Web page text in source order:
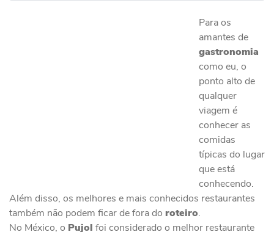
Para os
amantes de
gastronomia
como eu, o
ponto alto de
qualquer
viagem é
conhecer as
comidas
típicas do lugar
que está
conhecendo.
Além disso, os melhores e mais conhecidos restaurantes
também não podem ficar de fora do roteiro.
No México, o Pujol foi considerado o melhor restaurante